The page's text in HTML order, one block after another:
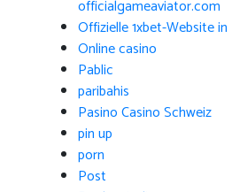
officialgameaviator.com
Offizielle 1xbet-Website
Online casino
Pablic
paribahis
Pasino Casino Schweiz
pin up
porn
Post